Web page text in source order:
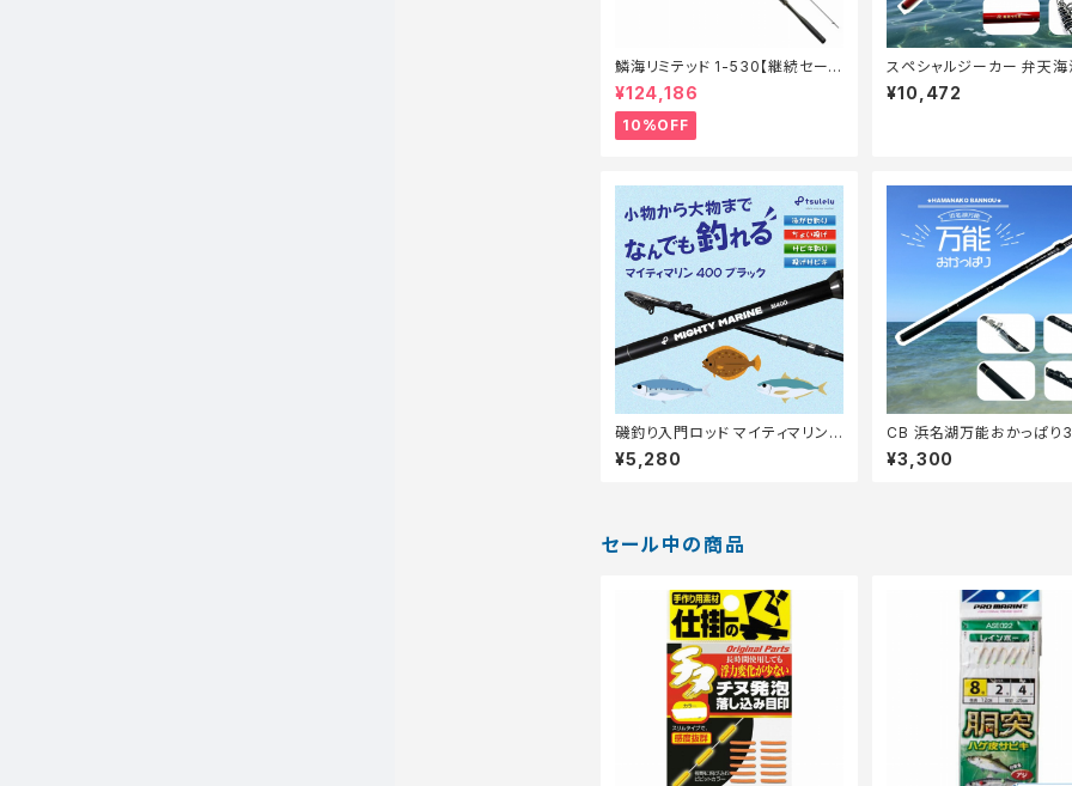
鱗海リミテッド 1-530【継続セール
_ロッド】【10】
¥124,186
10%OFF
スペシャルジーカー 弁天海
300M【Tオリ】
¥10,472
磯釣り入門ロッド マイティマリン
400 マットブラック
¥5,280
CB 浜名湖万能おかっぱり
オリ】
¥3,300
セール中の商品